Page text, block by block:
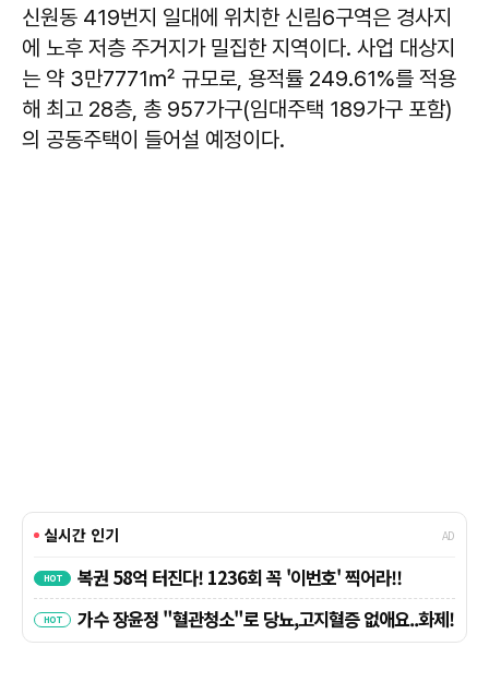
신원동 419번지 일대에 위치한 신림6구역은 경사지
에 노후 저층 주거지가 밀집한 지역이다. 사업 대상지
는 약 3만7771㎡ 규모로, 용적률 249.61%를 적용
해 최고 28층, 총 957가구(임대주택 189가구 포함)
의 공동주택이 들어설 예정이다.